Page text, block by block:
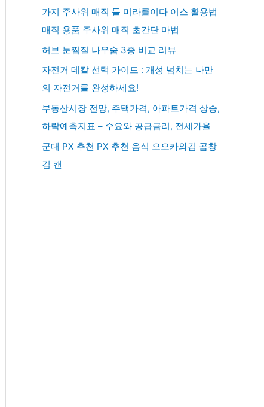
가지 주사위 매직 툴 미라클이다 이스 활용법
매직 용품 주사위 매직 초간단 마법
허브 눈찜질 나우숨 3종 비교 리뷰
자전거 데칼 선택 가이드 : 개성 넘치는 나만
의 자전거를 완성하세요!
부동산시장 전망, 주택가격, 아파트가격 상승,
하락예측지표 – 수요와 공급금리, 전세가율
군대 PX 추천 PX 추천 음식 오오카와김 곱창
김 캔